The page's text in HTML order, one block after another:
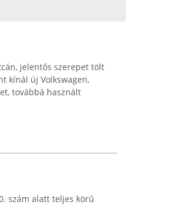
jelentős szerepet tölt
kínál új Volkswagen,
továbbá használt
szám alatt teljes körű